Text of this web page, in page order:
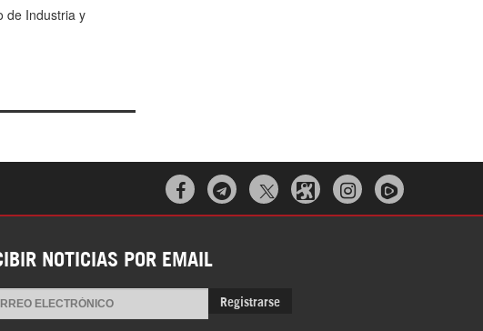
de Industria y
  
NOTICIAS POR EMAIL
Registrarse